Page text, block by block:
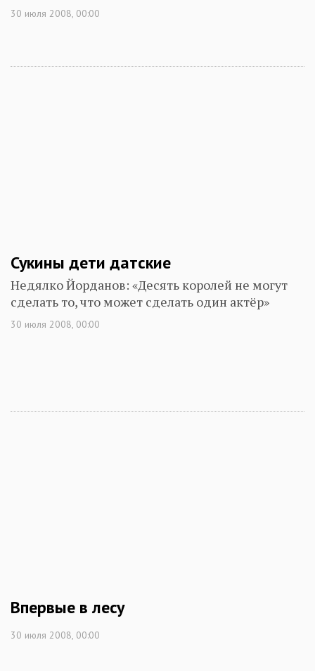
30 июля 2008, 00:00
Сукины дети датские
Недялко Йорданов: «Десять королей не могут
сделать то, что может сделать один актёр»
30 июля 2008, 00:00
Впервые в лесу
30 июля 2008, 00:00